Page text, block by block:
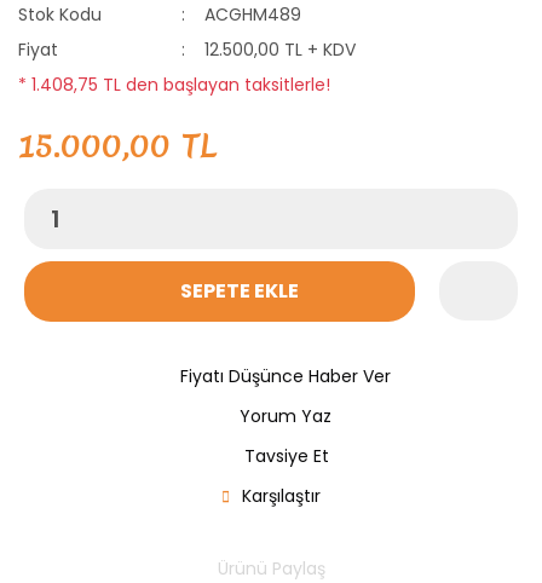
Stok Kodu
ACGHM489
Fiyat
12.500,00 TL + KDV
* 1.408,75 TL den başlayan taksitlerle!
15.000,00 TL
SEPETE EKLE
Fiyatı Düşünce Haber Ver
Yorum Yaz
Tavsiye Et
Karşılaştır
Ürünü Paylaş